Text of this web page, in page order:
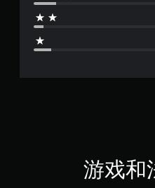
游戏和